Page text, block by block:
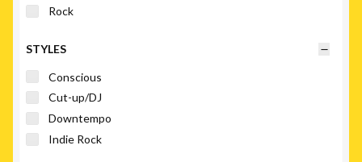
Rock
STYLES
Conscious
Cut-up/DJ
Downtempo
Indie Rock